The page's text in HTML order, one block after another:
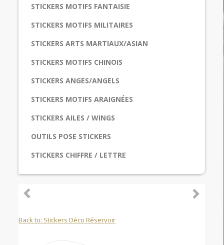
STICKERS MOTIFS FANTAISIE
STICKERS MOTIFS MILITAIRES
STICKERS ARTS MARTIAUX/ASIAN
STICKERS MOTIFS CHINOIS
STICKERS ANGES/ANGELS
STICKERS MOTIFS ARAIGNÉES
STICKERS AILES / WINGS
OUTILS POSE STICKERS
STICKERS CHIFFRE / LETTRE
Back to: Stickers Déco Réservoir